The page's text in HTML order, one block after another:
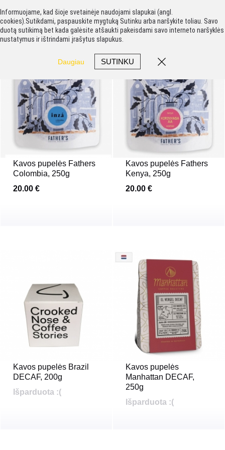
Kavos pupelės Fathers
Colombia, 250g
20.00 €
Kavos pupelės Fathers
Kenya, 250g
20.00 €
Kavos pupelės Brazil
DECAF, 200g
Išparduota :(
Kavos pupelės
Manhattan DECAF,
250g
Išparduota :(
Informuojame, kad šioje svetainėje naudojami slapukai (angl.
cookies).Sutikdami, paspauskite mygtuką Sutinku arba naršykite toliau. Savo
duotą sutikimą bet kada galėsite atšaukti pakeisdami savo interneto naršyklės
nustatymus ir ištrindami įrašytus slapukus.
Daugiau SUTINKU